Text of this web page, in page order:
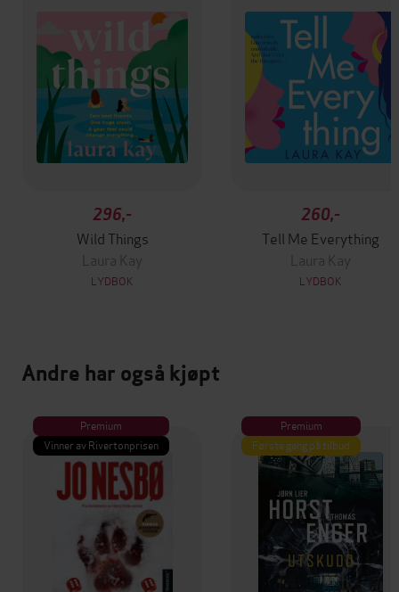
296,-
Wild Things
Laura Kay
LYDBOK
260,-
Tell Me Everything
Laura Kay
LYDBOK
Andre har også kjøpt
Premium
Vinner av Rivertonprisen
Premium
Første gang på tilbud